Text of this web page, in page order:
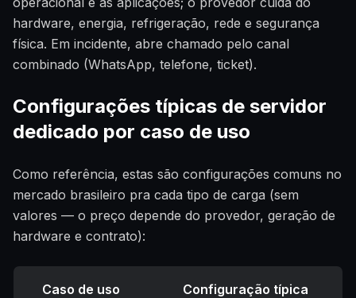
hardware, energia, refrigeração, rede e segurança
física. Em incidente, abre chamado pelo canal
combinado (WhatsApp, telefone, ticket).
Configurações típicas de servidor
dedicado por caso de uso
Como referência, estas são configurações comuns no
mercado brasileiro pra cada tipo de carga (sem
valores — o preço depende do provedor, geração de
hardware e contrato):
Caso de uso Configuração típica